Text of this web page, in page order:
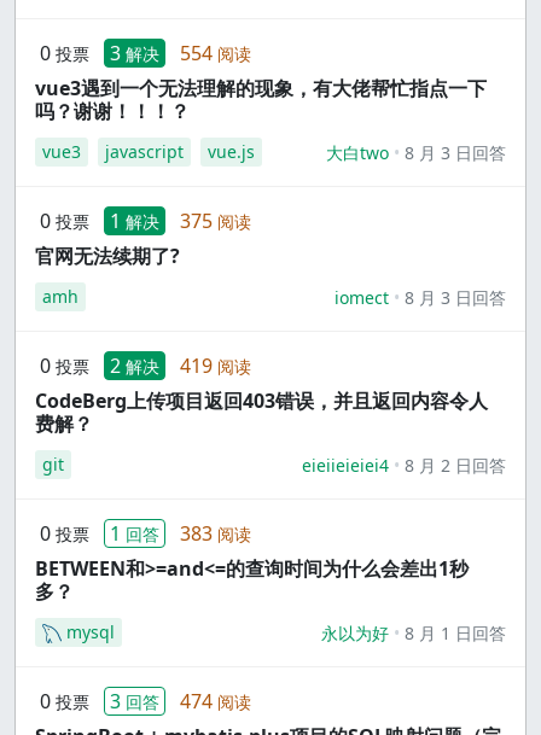
0 投票 3 解决 554 阅读
vue3遇到一个无法理解的现象，有大佬帮忙指点一下
吗？谢谢！！！？
vue3 javascript vue.js 大白two 8 月 3 日回答
0 投票 1 解决 375 阅读
官网无法续期了?
amh iomect 8 月 3 日回答
0 投票 2 解决 419 阅读
CodeBerg上传项目返回403错误，并且返回内容令人
费解？
git eieiieieiei4 8 月 2 日回答
0 投票 1 回答 383 阅读
BETWEEN和>=and<=的查询时间为什么会差出1秒
多？
mysql 永以为好 8 月 1 日回答
0 投票 3 回答 474 阅读